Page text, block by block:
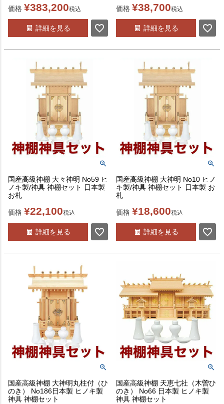
価格 ¥383,200税込
詳細を見る
価格 ¥38,700税込
詳細を見る
国産高級神棚 大々神明 No59 ヒ
ノキ製/神具 神棚セット 日本製
お札
価格 ¥22,100税込
詳細を見る
国産高級神棚 大神明 No10 ヒノ
キ製/神具 神棚セット 日本製 お
札
価格 ¥18,600税込
詳細を見る
国産高級神棚 大神明丸柱付（ひ
のき） No186日本製 ヒノキ製
神具 神棚セット
国産高級神棚 天恵七社（木曽ひ
のき） No66 日本製 ヒノキ製
神具 神棚セット